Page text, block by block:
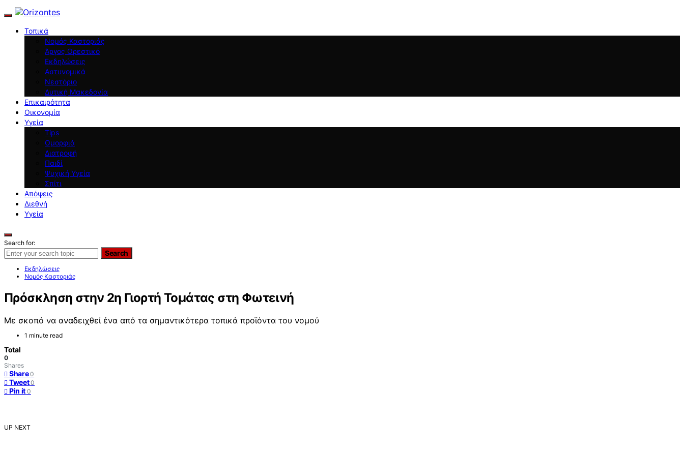
Τοπικά
Νομός Καστοριάς
Άργος Ορεστικό
Εκδηλώσεις
Αστυνομικά
Νεστόριο
Δυτική Μακεδονία
Επικαιρότητα
Οικονομία
Υγεία
Tips
Ομορφιά
Διατροφή
Παιδί
Ψυχική Υγεία
Σπίτι
Απόψεις
Διεθνή
Υγεία
Search for:
Search
Εκδηλώσεις
Νομός Καστοριάς
Πρόσκληση στην 2η Γιορτή Τομάτας στη Φωτεινή
Με σκοπό να αναδειχθεί ένα από τα σημαντικότερα τοπικά προϊόντα του νομού
1 minute read
Total
0
Shares
Share 0
Tweet 0
Pin it 0
UP NEXT